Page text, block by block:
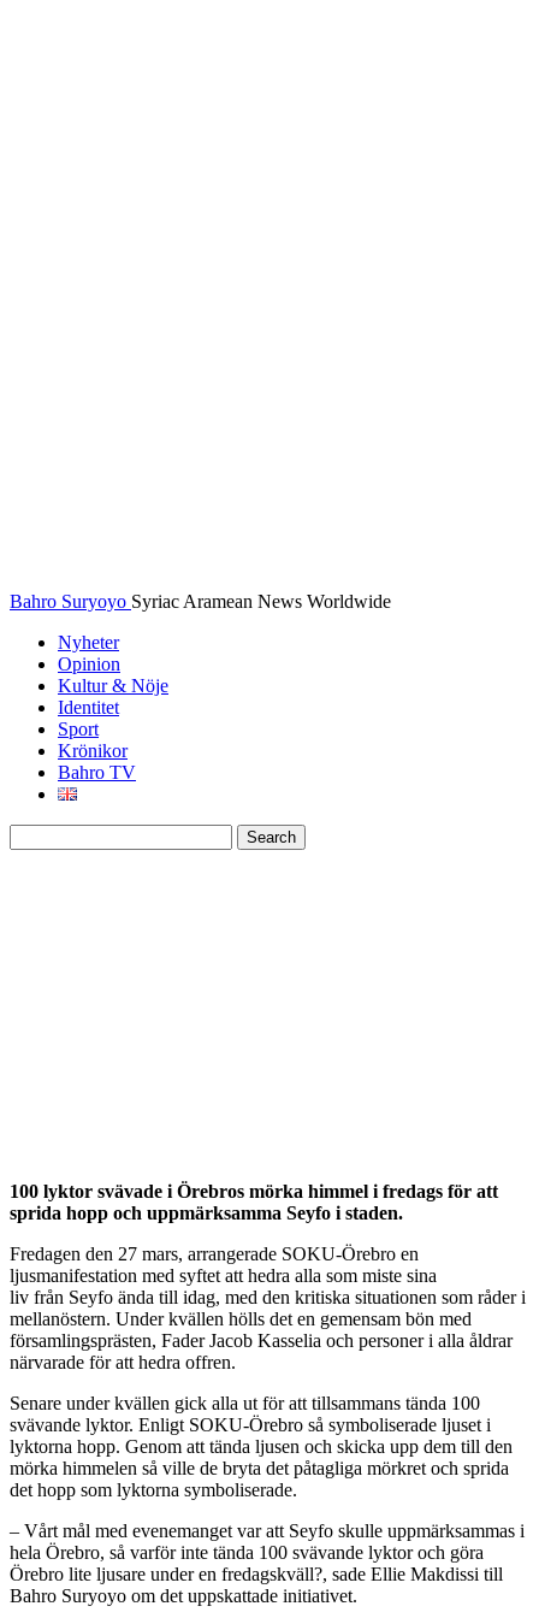
Bahro Suryoyo Syriac Aramean News Worldwide
Nyheter
Opinion
Kultur & Nöje
Identitet
Sport
Krönikor
Bahro TV
100 lyktor svävade i Örebros mörka himmel i fredags för att
sprida hopp och uppmärksamma Seyfo i staden.
Fredagen den 27 mars, arrangerade SOKU-Örebro en
ljusmanifestation med syftet att hedra alla som miste sina
liv från Seyfo ända till idag, med den kritiska situationen som råder i
mellanöstern. Under kvällen hölls det en gemensam bön med
församlingsprästen, Fader Jacob Kasselia och personer i alla åldrar
närvarade för att hedra offren.
Senare under kvällen gick alla ut för att tillsammans tända 100
svävande lyktor. Enligt SOKU-Örebro så symboliserade ljuset i
lyktorna hopp. Genom att tända ljusen och skicka upp dem till den
mörka himmelen så ville de bryta det påtagliga mörkret och sprida
det hopp som lyktorna symboliserade.
– Vårt mål med evenemanget var att Seyfo skulle uppmärksammas i
hela Örebro, så varför inte tända 100 svävande lyktor och göra
Örebro lite ljusare under en fredagskväll?, sade Ellie Makdissi till
Bahro Suryoyo om det uppskattade initiativet.